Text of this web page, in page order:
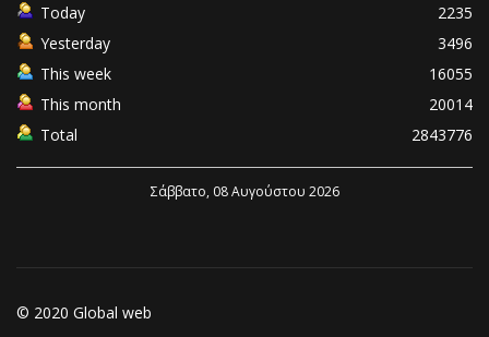
Today
2235
Yesterday
3496
This week
16055
This month
20014
Total
2843776
Σάββατο, 08 Αυγούστου 2026
© 2020 Global web